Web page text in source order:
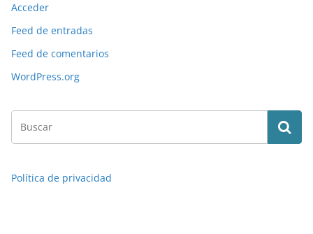
Acceder
Feed de entradas
Feed de comentarios
WordPress.org
Política de privacidad